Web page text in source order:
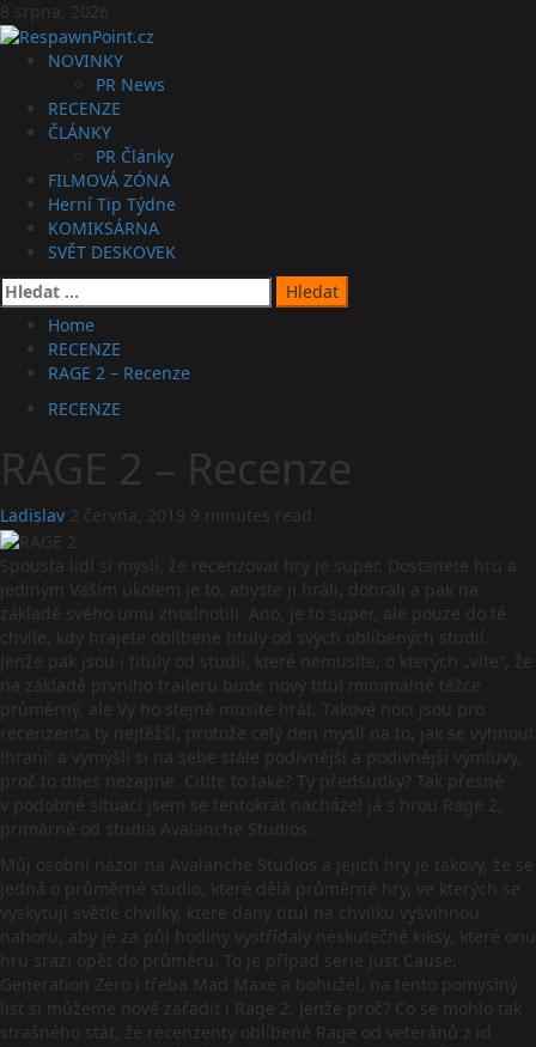
Skip
to
content
8 srpna, 2026
PrimaryNOVINKY
PR News
RECENZE
ČLÁNKY
PR Články
FILMOVÁ ZÓNA
Herní Tip Týdne
KOMIKSÁRNA
SVĚT DESKOVEK
Vyhledávání
Home
RECENZE
RAGE 2 – Recenze
RECENZE
RAGE 2 – Recenze
Ladislav 2 června, 2019 9 minutes read
Spousta lidí si myslí, že recenzovat hry je super. Dostanete hru a
jediným Vaším úkolem je to, abyste ji hráli, dohráli a pak na
základě svého umu zhodnotili. Ano, je to super, ale pouze do té
chvíle, kdy hrajete oblíbené tituly od svých oblíbených studií.
Jenže pak jsou i tituly od studií, které nemusíte, o kterých „víte“, že
na základě prvního traileru bude nový titul minimálně těžce
průměrný, ale Vy ho stejně musíte hrát. Takové noci jsou pro
recenzenta ty nejtěžší, protože celý den myslí na to, jak se vyhnout
!hraní! a vymýšlí si na sebe stále podivnější a podivnější výmluvy,
proč to dnes nezapne. Cítíte to také? Ty předsudky? Tak přesně
v podobné situaci jsem se tentokrát nacházel já s hrou Rage 2,
primárně od studia Avalanche Studios.
Můj osobní názor na Avalanche Studios a jejich hry je takový, že se
jedná o průměrné studio, které dělá průměrné hry, ve kterých se
vyskytují světlé chvilky, které daný titul na chvilku vyšvihnou
nahoru, aby je za půl hodiny vystřídaly neskutečné kiksy, které onu
hru srazí opět do průměru. To je případ série Just Cause,
Generation Zero i třeba Mad Maxe a bohužel, na tento pomyslný
list si můžeme nově zařadit i Rage 2. Jenže proč? Co se mohlo tak
strašného stát, že recenzenty oblíbené Rage od veteránů z id